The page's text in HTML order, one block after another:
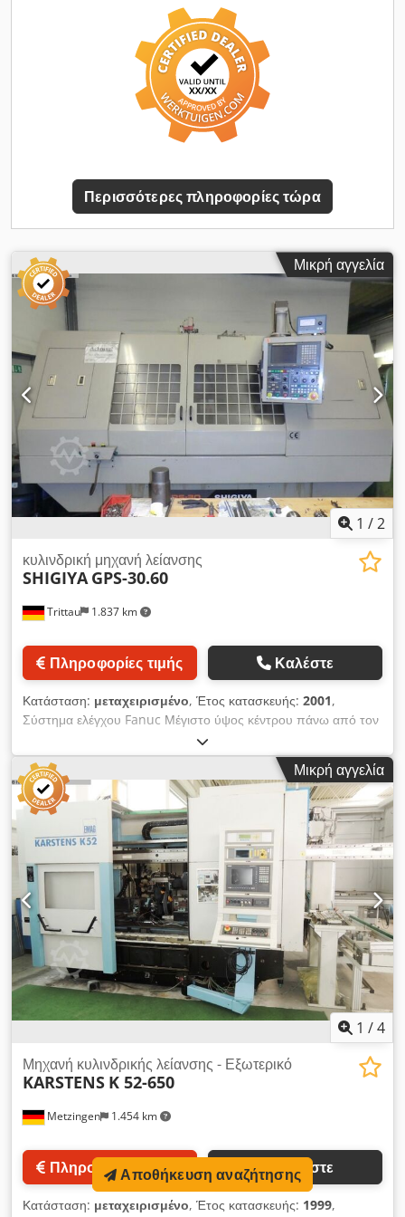
Tschudin / Tacchella / Dannobat / Bahmüller / Fortuna.
Περισσότερες πληροφορίες τώρα
Μικρή αγγελία
1 /2
Trittau 1.837 km
κυλινδρική μηχανή λείανσης
SHIGIYA GPS-30.60
Πληροφορίες τιμής Καλέστε
Κατάσταση: μεταχειρισμένο, Έτος κατασκευής: 2001,
Σύστημα ελέγχου Fanuc Μέγιστο ύψος κέντρου πάνω από τον
πάγκο 150 mm Μέγιστη διάμετρος λείανσης 300 mm Μέγιστη
απόσταση μεταξύ κέντρων 600 mm Μέγιστο μήκος λείανσης
600 mm Dkodjzp Rzbopfx Acisr Μέγιστο βάρος τεμαχίου 150
kg Γωνία τροχού λείανσης 0° Διαστάσεις μηχανήματος 3.100 x
2.520 x 2.100 mm Κατά την εκτίμησή μας, το μηχάνημα
βρίσκεται σε καλή κατάσταση και μπορεί να ελεγχθεί σε
λειτουργία κατόπιν συνεννόησης. Το μηχάνημα
χρησιμοποιήθηκε για τη λείανση εκκεντρικών αξόνων με
σύστημα μέτρησης Marposs. Τα αξεσουάρ, τα απεικονιζόμενα
εργαλεία και τα μέσα συγκράτησης ανήκουν στην παρεχόμενη
συσκευασία μόνο εάν αυτό αναφέρεται στις συμπληρωματικές
πληροφορίες. Επιφυλάσσουμε το δικαίωμα αλλαγών και
τυπογραφικών λαθών στις τεχνικές προδιαγραφές και τα
στοιχεία, καθώς και για ενδιάμεσες πωλήσεις!
Μικρή αγγελία
1 /4
Metzingen 1.454 km
Μηχανή κυλινδρικής λείανσης - Εξωτερικό
KARSTENS K 52-650
Πληροφορίες τιμής Καλέστε
Κατάσταση: μεταχειρισμένο, Έτος κατασκευής: 1999,
Αποθήκευση αναζήτησης